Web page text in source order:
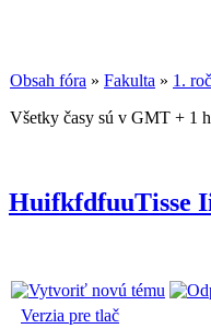
Obsah fóra » Fakulta » 1.
Všetky časy sú v GMT + 1
HuifkfdfuuTisse
Verzia pre tlač